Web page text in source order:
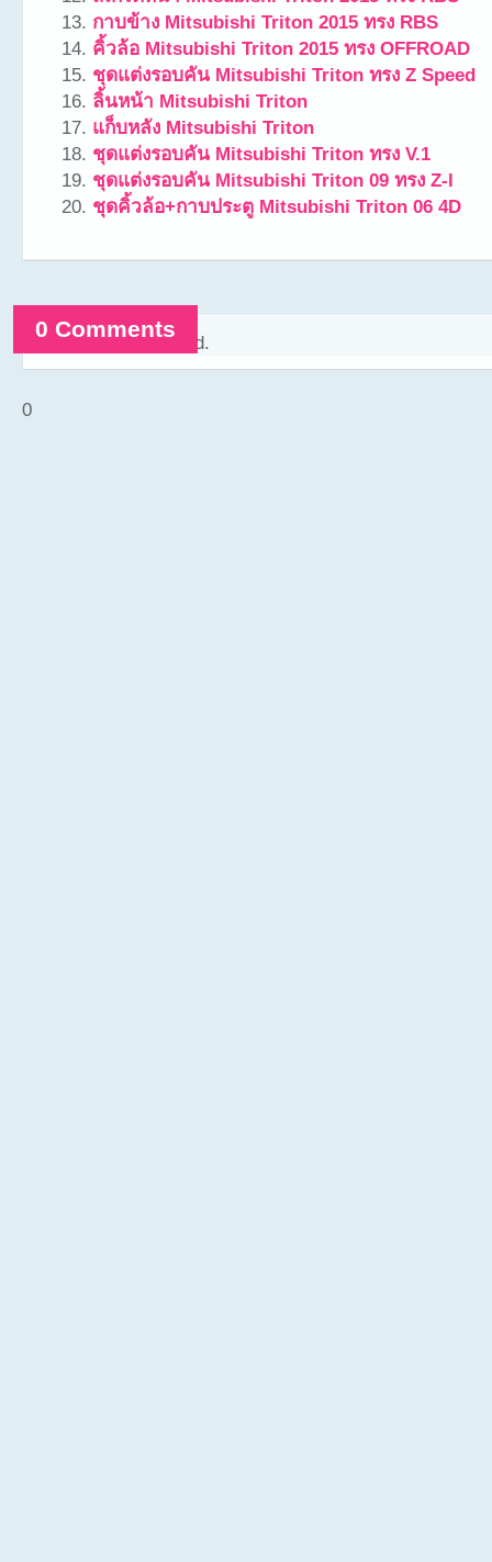
กาบข้าง Mitsubishi Triton 2015 ทรง RBS
คิ้วล้อ Mitsubishi Triton 2015 ทรง OFFROAD
ชุดแต่งรอบคัน Mitsubishi Triton ทรง Z Speed
ลิ้นหน้า Mitsubishi Triton
แก็บหลัง Mitsubishi Triton
ชุดแต่งรอบคัน Mitsubishi Triton ทรง V.1
ชุดแต่งรอบคัน Mitsubishi Triton 09 ทรง Z-I
ชุดคิ้วล้อ+กาบประตู Mitsubishi Triton 06 4D
0 Comments
Comments are closed.
0